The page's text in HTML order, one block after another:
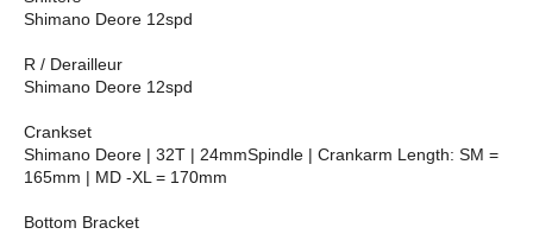
Shimano Deore 12spd
R / Derailleur
Shimano Deore 12spd
Crankset
Shimano Deore | 32T | 24mmSpindle | Crankarm Length: SM =
165mm | MD -XL = 170mm
Bottom Bracket